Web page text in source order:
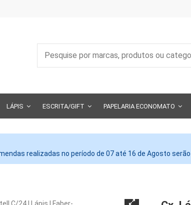
LÁPIS ESCRITA/GIFT PAPELARIA ECONOMATO
realizadas no período de 07 até 16 de Agosto